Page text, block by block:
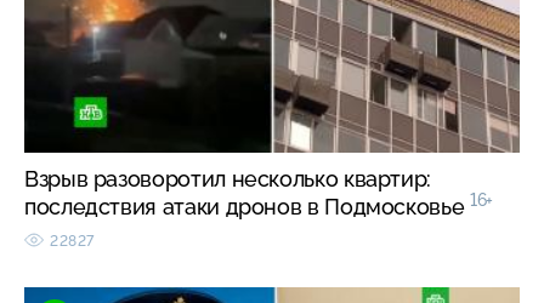
Взрыв разоворотил несколько квартир:
последствия атаки дронов в Подмосковье 16+
22827